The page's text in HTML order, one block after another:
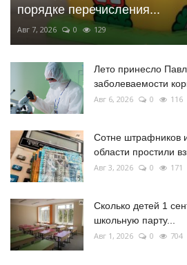
порядке перечисления...
Авг 7, 2026 0 129
Лето принесло
заболеваемости
Авг 6, 2026 0 116
Сотне штрафников
области простили
Авг 3, 2026 0 171
Сколько детей 1
школьную парту...
Авг 1, 2026 0 704